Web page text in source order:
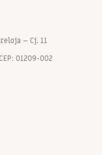
– Cj. 11
01209-002